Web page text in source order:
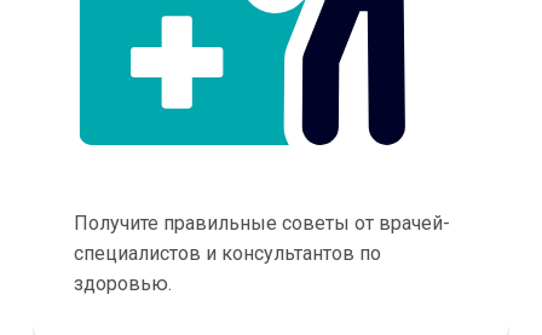
Получите правильные советы от врачей-
специалистов и консультантов по
здоровью.